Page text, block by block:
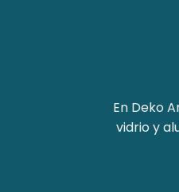
En Deko
vidrio y